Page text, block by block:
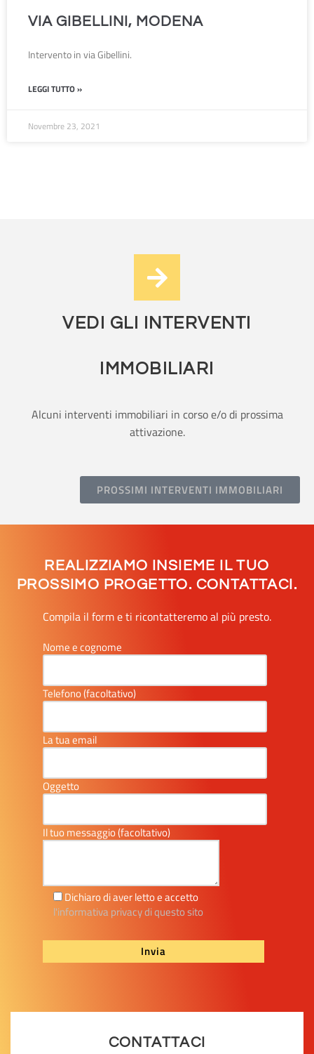
VIA GIBELLINI, MODENA
Intervento in via Gibellini.
LEGGI TUTTO »
Novembre 23, 2021
VEDI GLI INTERVENTI
IMMOBILIARI
Alcuni interventi immobiliari in corso e/o di prossima
attivazione.
PROSSIMI INTERVENTI IMMOBILIARI
CONTATTACI
REALIZZIAMO INSIEME IL TUO
PROSSIMO PROGETTO. CONTATTACI.
Compila il form e ti ricontatteremo al più presto.
Nome e cognome
Telefono (facoltativo)
La tua email
Oggetto
Il tuo messaggio (facoltativo)
Dichiaro di aver letto e accetto
l'informativa privacy di questo sito